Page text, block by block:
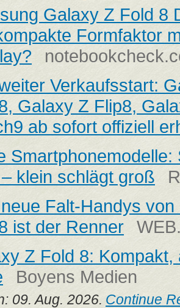
Galaxy Z Fold 8
Formfaktor
Verkaufsstart:
Galaxy Z Flip8,
ab sofort offiziell
klein schlägt groß
Falt-Handys
ist der Renner
Z Fold 8:
Boyens Medien
09. Aug. 2026. Continue